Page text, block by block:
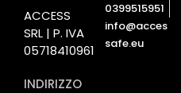
ACCESS
SRL | P. IVA
05718410961
INDIRIZZO
0399515951
info@acces
safe.eu